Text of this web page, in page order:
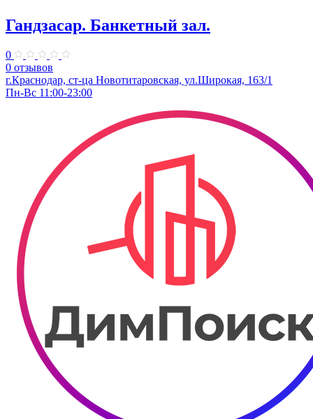
Гандзасар. Банкетный зал.
0
0 отзывов
г.Краснодар, ст-ца Новотитаровская, ул.Широкая, 163/1
Пн-Вс 11:00-23:00